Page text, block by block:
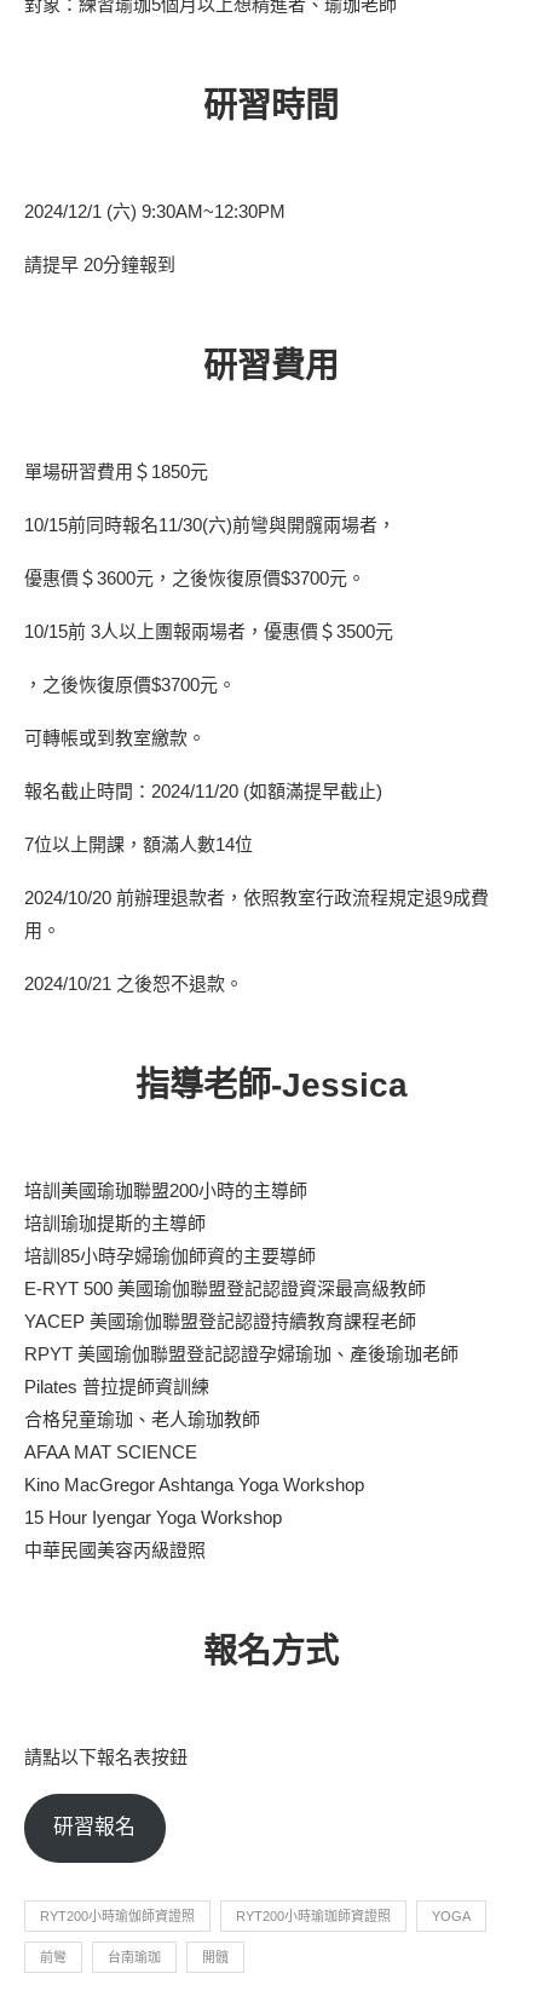
對象：練習瑜珈5個月以上想精進者、瑜珈老師
研習時間
2024/12/1 (六) 9:30AM~12:30PM
請提早 20分鐘報到
研習費用
單場研習費用＄1850元
10/15前同時報名11/30(六)前彎與開髖兩場者，
優惠價＄3600元，之後恢復原價$3700元。
10/15前 3人以上團報兩場者，優惠價＄3500元
，之後恢復原價$3700元。
可轉帳或到教室繳款。
報名截止時間：2024/11/20 (如額滿提早截止)
7位以上開課，額滿人數14位
2024/10/20 前辦理退款者，依照教室行政流程規定退9成費
用。
2024/10/21 之後恕不退款。
指導老師-Jessica
培訓美國瑜珈聯盟200小時的主導師
培訓瑜珈提斯的主導師
培訓85小時孕婦瑜伽師資的主要導師
E-RYT 500 美國瑜伽聯盟登記認證資深最高級教師
YACEP 美國瑜伽聯盟登記認證持續教育課程老師
RPYT 美國瑜伽聯盟登記認證孕婦瑜珈、產後瑜珈老師
Pilates 普拉提師資訓練
合格兒童瑜珈、老人瑜珈教師
AFAA MAT SCIENCE
Kino MacGregor Ashtanga Yoga Workshop
15 Hour Iyengar Yoga Workshop
中華民國美容丙級證照
報名方式
請點以下報名表按鈕
研習報名
RYT200小時瑜伽師資證照 RYT200小時瑜珈師資證照 YOGA
前彎 台南瑜珈 開髖